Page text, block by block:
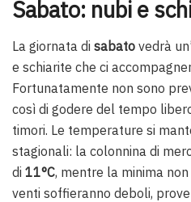
Sabato: nubi e
La giornata di sabato vedrà
e schiarite che ci
Fortunatamente non sono
così di godere del tempo
timori. Le temperature si
stagionali: la colonnina di
di 11°C, mentre la minima
venti soffieranno deboli,